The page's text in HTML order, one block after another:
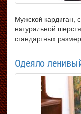
Мужской кардиган,
натуральной
стандартных
Одеяло